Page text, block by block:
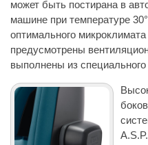
может быть постирана в
машине при температуре
оптимального
предусмотрены
выполнены из специального